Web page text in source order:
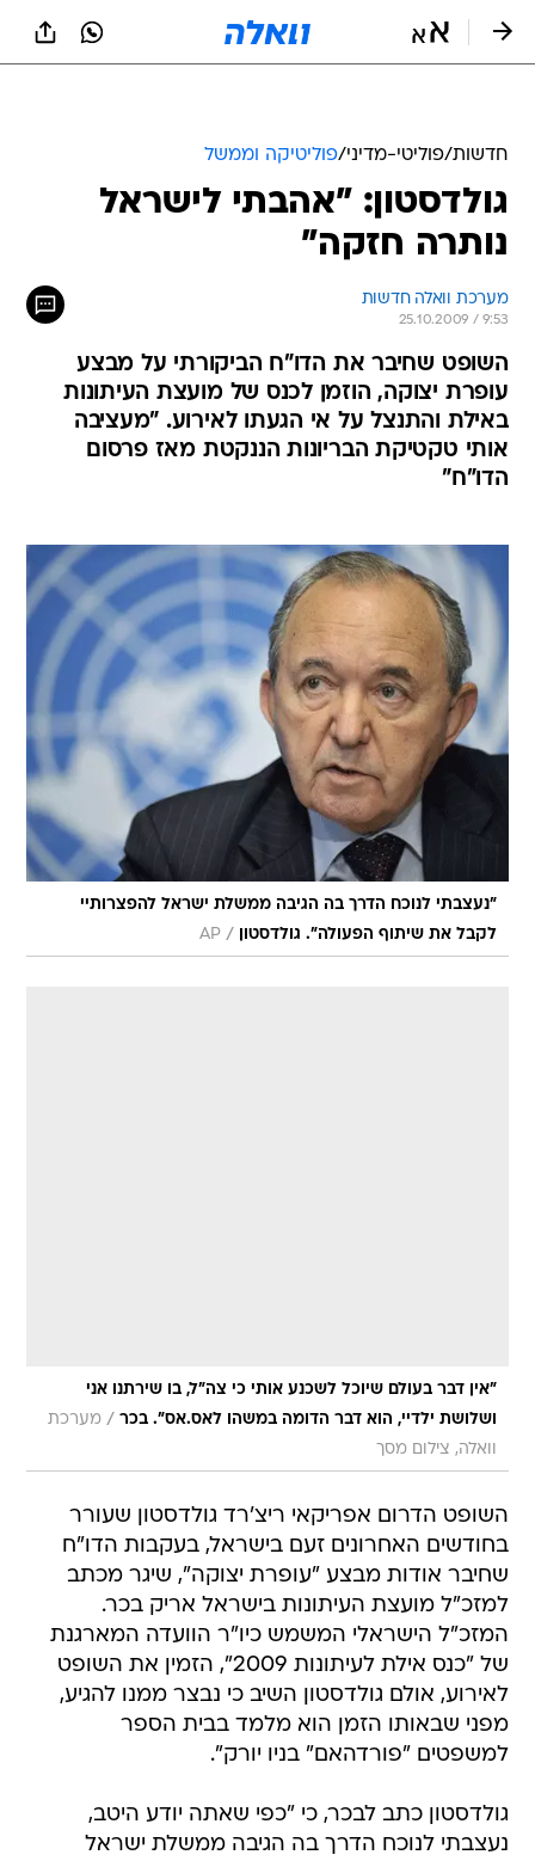
חדשות/פוליטי-מדיני/פוליטיקה וממשל
גולדסטון: "אהבתי לישראל
נותרה חזקה"
מערכת וואלה חדשות
25.10.2009 / 9:53
השופט שחיבר את הדו"ח הביקורתי על מבצע
עופרת יצוקה, הוזמן לכנס של מועצת העיתונות
באילת והתנצל על אי הגעתו לאירוע. "מעציבה
אותי טקטיקת הבריונות הננקטת מאז פרסום
הדו"ח"
"נעצבתי לנוכח הדרך בה הגיבה ממשלת ישראל להפצרותיי
לקבל את שיתוף הפעולה". גולדסטון
/
AP
"אין דבר בעולם שיוכל לשכנע אותי כי צה"ל, בו שירתנו אני
ושלושת ילדיי, הוא דבר הדומה במשהו לאס.אס". בכר / מערכת
וואלה, צילום מסך
השופט הדרום אפריקאי ריצ'רד גולדסטון שעורר
בחודשים האחרונים זעם בישראל, בעקבות הדו"ח
שחיבר אודות מבצע "עופרת יצוקה", שיגר מכתב
למזכ"ל מועצת העיתונות בישראל אריק בכר.
המזכ"ל הישראלי המשמש כיו"ר הוועדה המארגנת
של "כנס אילת לעיתונות 2009", הזמין את השופט
לאירוע, אולם גולדסטון השיב כי נבצר ממנו להגיע,
מפני שבאותו הזמן הוא מלמד בבית הספר
למשפטים "פורדהאם" בניו יורק".
גולדסטון כתב לבכר, כי "כפי שאתה יודע היטב,
נעצבתי לנוכח הדרך בה הגיבה ממשלת ישראל